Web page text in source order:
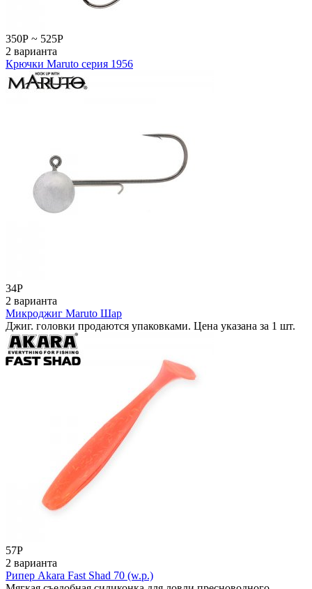
350Р ~ 525Р
2 варианта
Крючки Maruto серия 1956
34Р
2 варианта
Микроджиг Maruto Шар
Джиг. головки продаются упаковками. Цена указана за 1 шт.
57Р
2 варианта
Рипер Akara Fast Shad 70 (w.p.)